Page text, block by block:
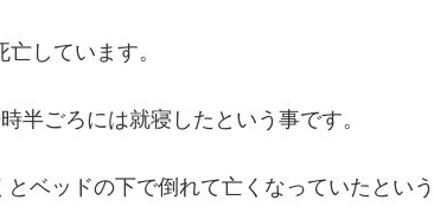
しています。
半ごろには就寝したという事です。
ベッドの下で倒れて亡くなっていたという